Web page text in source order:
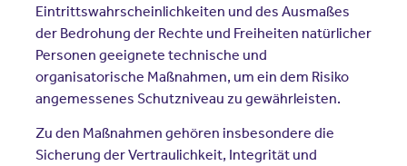
Eintrittswahrscheinlichkeiten und des Ausmaßes
der Bedrohung der Rechte und Freiheiten natürlicher
Personen geeignete technische und
organisatorische Maßnahmen, um ein dem Risiko
angemessenes Schutzniveau zu gewährleisten.
Zu den Maßnahmen gehören insbesondere die
Sicherung der Vertraulichkeit, Integrität und